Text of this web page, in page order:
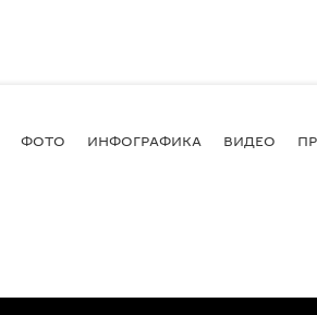
ФОТО ИНФОГРАФИКА ВИДЕО